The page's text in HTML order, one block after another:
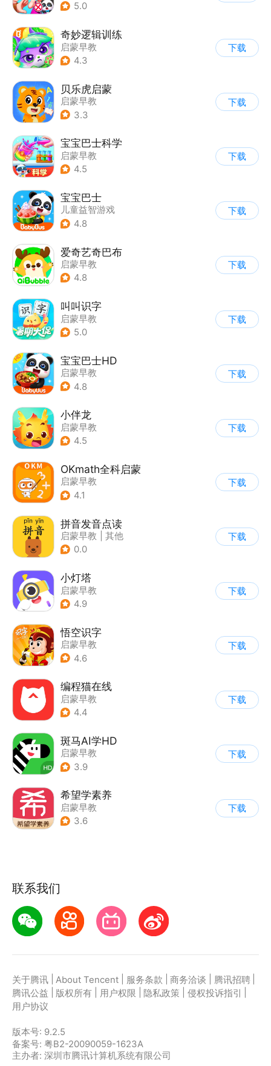
5.0
奇妙逻辑训练
启蒙早教
4.3
下载
贝乐虎启蒙
启蒙早教
3.3
下载
宝宝巴士科学
启蒙早教
4.5
下载
宝宝巴士
儿童益智游戏
| 启蒙早教
4.8
下载
爱奇艺奇巴布
启蒙早教
4.8
下载
叫叫识字
启蒙早教
5.0
下载
宝宝巴士HD
启蒙早教
| 儿童益智游戏
4.8
下载
小伴龙
启蒙早教
4.5
下载
OKmath全科启蒙
启蒙早教
4.1
下载
拼音发音点读
启蒙早教
其他
0.0
下载
小灯塔
启蒙早教
4.9
下载
悟空识字
启蒙早教
4.6
下载
编程猫在线
启蒙早教
4.4
下载
斑马AI学HD
启蒙早教
3.9
下载
希望学素养
启蒙早教
3.6
下载
联系我们
关于腾讯 About Tencent 服务条款 商务洽谈 腾讯招聘
腾讯公益
版权所有 用户权限 隐私政策 侵权投诉指引
用户协议
版本号: 9.2.5
备案号: 粤B2-20090059-1623A
主办者: 深圳市腾讯计算机系统有限公司